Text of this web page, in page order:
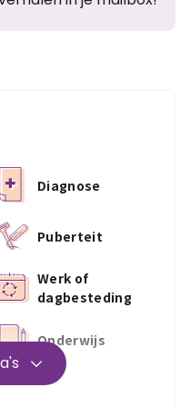
Diagnose
Puberteit
Werk of
dagbesteding
Onderwijs
Wonen